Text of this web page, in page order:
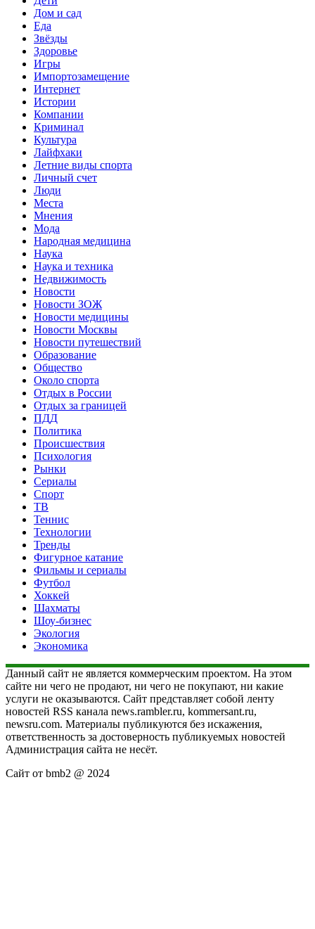
Дом и сад
Еда
Звёзды
Здоровье
Игры
Импортозамещение
Интернет
Истории
Компании
Криминал
Культура
Лайфхаки
Летние виды спорта
Личный счет
Люди
Места
Мнения
Мода
Народная медицина
Наука
Наука и техника
Недвижимость
Новости
Новости ЗОЖ
Новости медицины
Новости Москвы
Новости путешествий
Образование
Общество
Около спорта
Отдых в России
Отдых за границей
ПДД
Политика
Происшествия
Психология
Рынки
Сериалы
Спорт
ТВ
Теннис
Технологии
Тренды
Фигурное катание
Фильмы и сериалы
Футбол
Хоккей
Шахматы
Шоу-бизнес
Экология
Экономика
Данный сайт не является коммерческим проектом. На этом
сайте ни чего не продают, ни чего не покупают, ни какие
услуги не оказываются. Сайт представляет собой ленту
новостей RSS канала news.rambler.ru, kommersant.ru,
newsru.com. Материалы публикуются без искажения,
ответственность за достоверность публикуемых новостей
Администрация сайта не несёт.
Сайт от bmb2 @ 2024